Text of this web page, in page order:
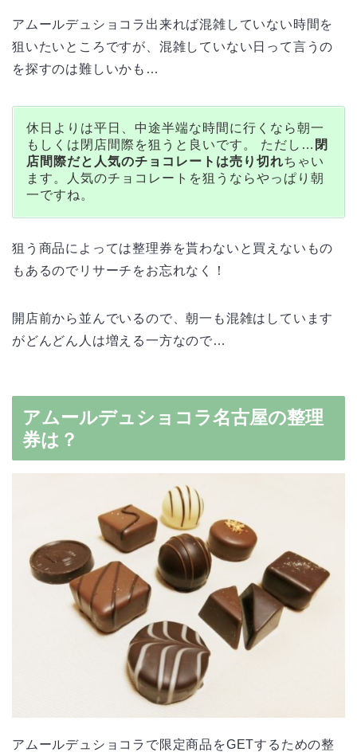
アムールデュショコラ出来れば混雑していない時間を
狙いたいところですが、混雑していない日って言うの
を探すのは難しいかも…
休日よりは平日、中途半端な時間に行くなら朝一
もしくは閉店間際を狙うと良いです。 ただし… 閉
店間際だと人気のチョコレートは売り切れちゃい
ます。人気のチョコレートを狙うならやっぱり朝
一ですね。
狙う商品によっては整理券を貰わないと買えないもの
もあるのでリサーチをお忘れなく！
開店前から並んでいるので、朝一も混雑はしています
がどんどん人は増える一方なので…
アムールデュショコラ名古屋の整理
券は？
アムールデュショコラで限定商品をGETするための整